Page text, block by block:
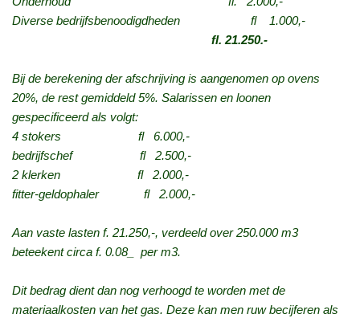
Diverse bedrijfsbenoodigdheden fl 1.000,-
fl. 21.250.-
Bij de berekening der afschrijving is aangenomen op ovens
20%, de rest gemiddeld 5%. Salarissen en loonen
gespecificeerd als volgt:
4 stokers fl 6.000,-
bedrijfschef fl 2.500,-
2 klerken fl 2.000,-
fitter-geldophaler fl 2.000,-
Aan vaste lasten f. 21.250,-, verdeeld over 250.000 m3
beteekent circa f. 0.08_ per m3.
Dit bedrag dient dan nog verhoogd te worden met de
materiaalkosten van het gas. Deze kan men ruw becijferen als